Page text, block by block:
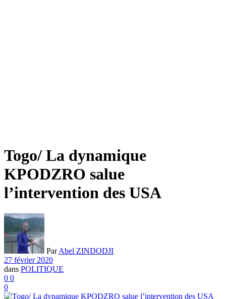
Togo/ La dynamique
KPODZRO salue
l’intervention des USA
Par Abel ZINDODJI
27 février 2020
dans POLITIQUE
0 0
0